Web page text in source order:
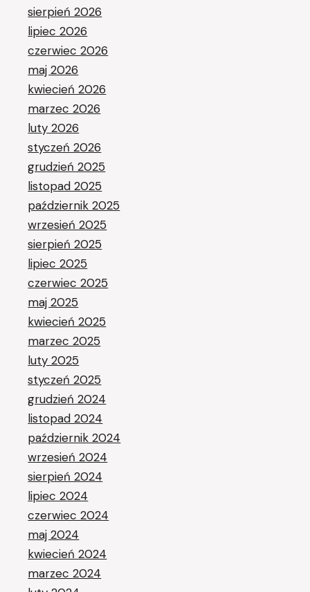
sierpień 2026
lipiec 2026
czerwiec 2026
maj 2026
kwiecień 2026
marzec 2026
luty 2026
styczeń 2026
grudzień 2025
listopad 2025
październik 2025
wrzesień 2025
sierpień 2025
lipiec 2025
czerwiec 2025
maj 2025
kwiecień 2025
marzec 2025
luty 2025
styczeń 2025
grudzień 2024
listopad 2024
październik 2024
wrzesień 2024
sierpień 2024
lipiec 2024
czerwiec 2024
maj 2024
kwiecień 2024
marzec 2024